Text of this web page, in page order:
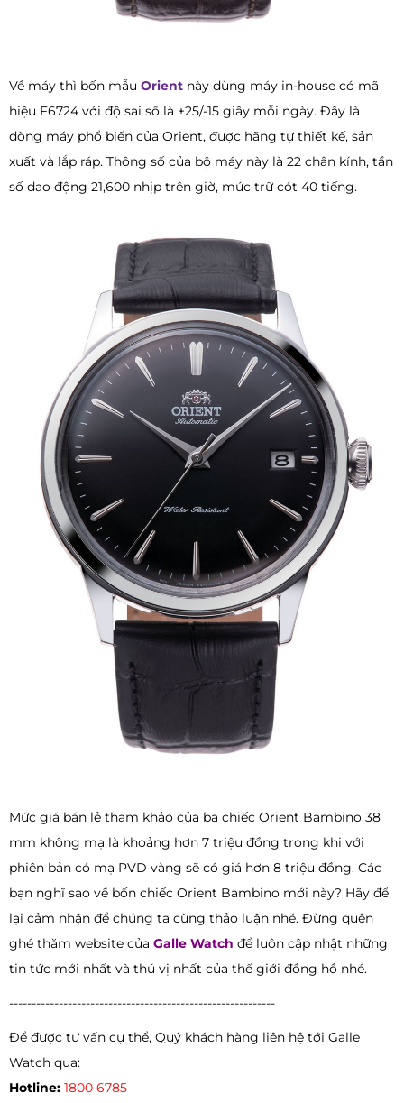
Về máy thì bốn mẫu Orient này dùng máy in-house có mã
hiệu F6724 với độ sai số là +25/-15 giây mỗi ngày. Đây là
dòng máy phổ biến của Orient, được hãng tự thiết kế, sản
xuất và lắp ráp. Thông số của bộ máy này là 22 chân kính, tần
số dao động 21,600 nhịp trên giờ, mức trữ cót 40 tiếng.
Mức giá bán lẻ tham khảo của ba chiếc Orient Bambino 38
mm không mạ là khoảng hơn 7 triệu đồng trong khi với
phiên bản có mạ PVD vàng sẽ có giá hơn 8 triệu đồng. Các
bạn nghĩ sao về bốn chiếc Orient Bambino mới này? Hãy để
lại cảm nhận để chúng ta cùng thảo luận nhé. Đừng quên
ghé thăm website của Galle Watch để luôn cập nhật những
tin tức mới nhất và thú vị nhất của thế giới đồng hồ nhé.
-----------------------------------------------------------
Để được tư vấn cụ thể, Quý khách hàng liên hệ tới Galle
Watch qua:
Hotline: 1800 6785